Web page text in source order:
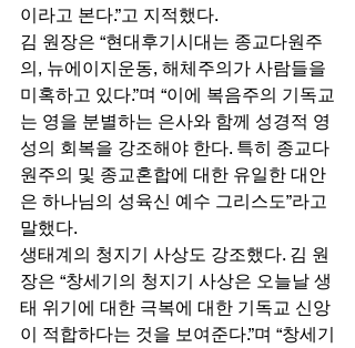
이라고 본다.”고 지적했다.
김 원장은 “현대후기시대는 종교다원주
의, 뉴에이지운동, 해체주의가 사람들을
미혹하고 있다.”며 “이에 복음주의 기독교
는 영을 분별하는 은사와 함께 성경적 영
성의 회복을 강조해야 한다. 특히 종교다
원주의 및 종교혼합에 대한 유일한 대안
은 하나님의 성육신 예수 그리스도”라고
말했다.
생태계의 청지기 사상도 강조했다. 김 원
장은 “창세기의 청지기 사상은 오늘날 생
태 위기에 대한 극복에 대한 기독교 신앙
이 적합하다는 것을 보여준다.”며 “창세기